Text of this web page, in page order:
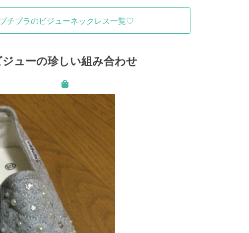
プチプラのビジューネックレス一覧♡
ューの珍しい組み合わせ